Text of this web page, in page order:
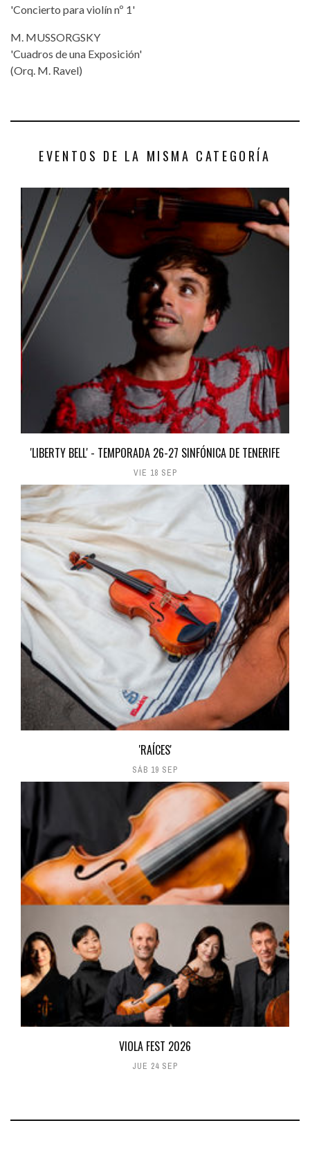
'Concierto para violín nº 1'
M. MUSSORGSKY
'Cuadros de una Exposición'
(Orq. M. Ravel)
EVENTOS DE LA MISMA CATEGORÍA
'LIBERTY BELL' - TEMPORADA 26-27 SINFÓNICA DE TENERIFE
VIE 18 SEP
'RAÍCES'
SÁB 19 SEP
VIOLA FEST 2026
JUE 24 SEP